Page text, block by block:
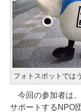
フォトスポットでは
今回の参加者は
サポートするNPO